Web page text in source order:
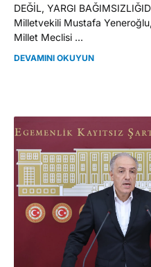
DEĞİL, YARGI
Milletvekili Mustafa
Millet Meclisi ...
DEVAMINI OKUYUN